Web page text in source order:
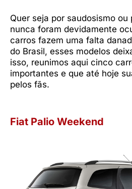
Quer seja por saudosismo ou
nunca foram devidamente
carros fazem uma falta
do Brasil, esses modelos
isso, reunimos aqui cinco
importantes e que até hoje
pelos fãs.
Fiat Palio Weekend